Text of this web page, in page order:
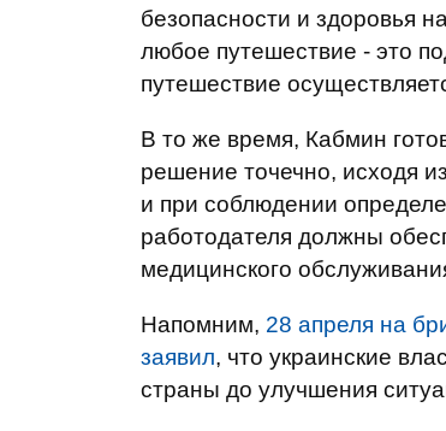
безопасности и здоровья
любое путешествие - это
путешествие
В то же время, Кабмин
решение точечно, исходя
и при соблюдении
работодателя должны
медицинского
Напомним, 28 апреля на
заявил, что украинские
страны до улучшения